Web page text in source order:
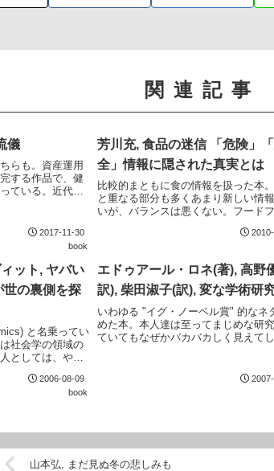
関連記事
儀
らも。資産運用
する作品で、健
ている。近代的
銭を作る上で必
2017-11-30
book
芳川充, 食品の迷信 「危険」
全」情報に隠された真実とは
比較的まともに食の情報を扱った本
と重なる部分も多くあまり新しい情
いが、バランスは悪くない。フード
ット, ヤバい
世の裏側を探
と名乗ってい
社会学の領域の
としては、やは
いのは日本人な
2006-08-09
book
エドゥアール・ロネ(著), 高野
訳), 柴田淑子(訳), 変な学術研
いわゆる "イグ・ノーベル賞" 的なネ
めた本。本人達は至ってまじめな研
ていてもなぜかバカバカしく見えて
山本弘, まだ見ぬ冬の悲しみも